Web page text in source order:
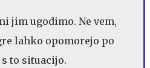
jim ugodimo. Ne vem,
lahko opomorejo po
to situacijo.